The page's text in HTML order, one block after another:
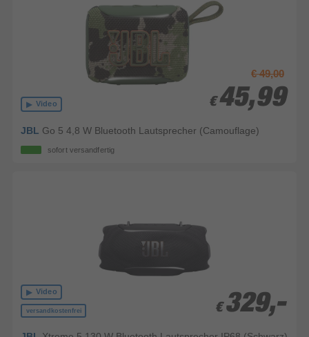
Video
€ 49,00
€ 45,99
€ 45,99
JBL Go 5 4,8 W Bluetooth Lautsprecher (Camouflage)
sofort versandfertig
versandkostenfrei
Video
€ 329,-
€ 329,-